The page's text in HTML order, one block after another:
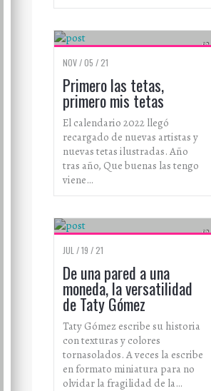
ARTISTAS
NOV / 05 / 21
Primero las tetas,
primero mis tetas
El calendario 2022 llegó
recargado de nuevas artistas y
nuevas tetas ilustradas. Año
tras año, Que buenas las tengo
viene…
ARTISTAS
JUL / 19 / 21
De una pared a una
moneda, la versatilidad
de Taty Gómez
Taty Gómez escribe su historia
con texturas y colores
tornasolados. A veces la escribe
en formato miniatura para no
olvidar la fragilidad de la…